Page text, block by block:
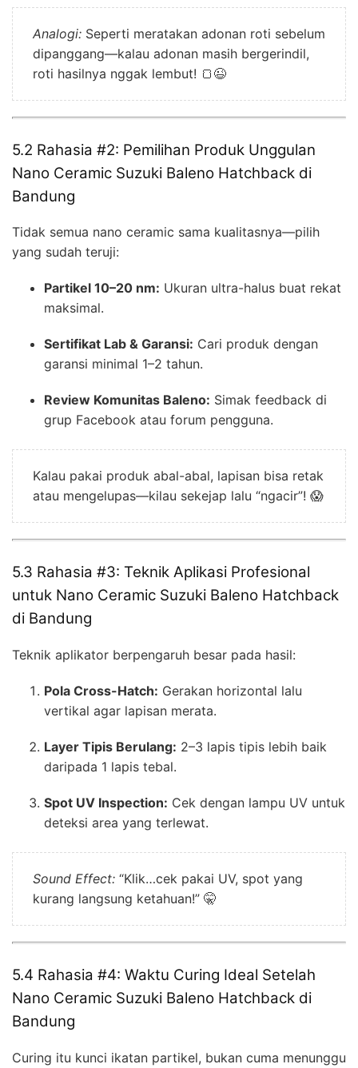
Analogi: Seperti meratakan adonan roti sebelum
dipanggang—kalau adonan masih bergerindil,
roti hasilnya nggak lembut! 🍞😉
5.2 Rahasia #2: Pemilihan Produk Unggulan
Nano Ceramic Suzuki Baleno Hatchback di
Bandung
Tidak semua nano ceramic sama kualitasnya—pilih
yang sudah teruji:
Partikel 10–20 nm: Ukuran ultra-halus buat rekat
maksimal.
Sertifikat Lab & Garansi: Cari produk dengan
garansi minimal 1–2 tahun.
Review Komunitas Baleno: Simak feedback di
grup Facebook atau forum pengguna.
Kalau pakai produk abal-abal, lapisan bisa retak
atau mengelupas—kilau sekejap lalu “ngacir”! 😱
5.3 Rahasia #3: Teknik Aplikasi Profesional
untuk Nano Ceramic Suzuki Baleno Hatchback
di Bandung
Teknik aplikator berpengaruh besar pada hasil:
Pola Cross-Hatch: Gerakan horizontal lalu
vertikal agar lapisan merata.
Layer Tipis Berulang: 2–3 lapis tipis lebih baik
daripada 1 lapis tebal.
Spot UV Inspection: Cek dengan lampu UV untuk
deteksi area yang terlewat.
Sound Effect: “Klik…cek pakai UV, spot yang
kurang langsung ketahuan!” 🤫
5.4 Rahasia #4: Waktu Curing Ideal Setelah
Nano Ceramic Suzuki Baleno Hatchback di
Bandung
Curing itu kunci ikatan partikel, bukan cuma menunggu